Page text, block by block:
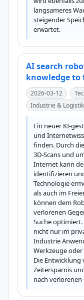
langsameres
steigender
erwartet.
AI search
knowledge
2026-03-12
Industrie & Logistik
Ein neuer KI-
und
finden. Durch
3D-Scans und
Internet kann
identifizieren
Technologie
als auch im
können dem
verlorenen
Suche
nicht nur im
Industrie
Werkzeuge
Die Entwicklung
Zeitersparnis
nach